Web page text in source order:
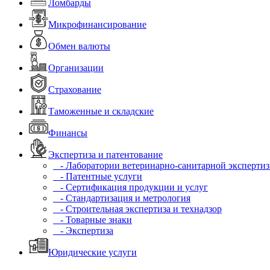
Ломбарды
Микрофинансирование
Обмен валюты
Организации
Страхование
Таможенные и складские
Финансы
Экспертиза и патентование
- Лаборатории ветеринарно-санитарной
- Патентные услуги
- Сертификация продукции и услуг
- Стандартизация и метрология
- Строительная экспертиза и технадзор
- Товарные знаки
- Экспертиза
Юридические услуги